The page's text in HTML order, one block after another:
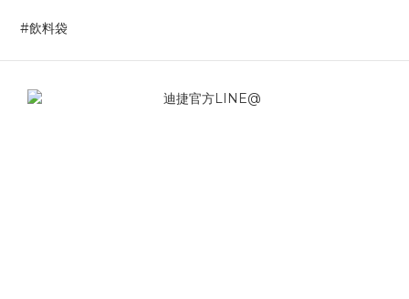
#飲料袋